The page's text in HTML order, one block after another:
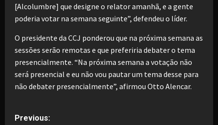
[Alcolumbre] que designe o relator amanhã, e a gente
poderia votar na semana seguinte”, defendeu o líder.
O presidente da CCJ ponderou que na próxima semana as
sessões serão remotas e que preferiria debater o tema
presencialmente. “Na próxima semana a votação não
será presencial e eu não vou pautar um tema desse para
não debater presencialmente”, afirmou Otto Alencar.
P
Previous: